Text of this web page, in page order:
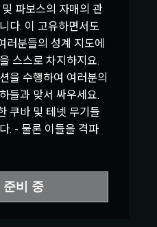
파보스의 자매의 관
다. 이 고유하면서도
러분들의 성계 지도에
스스로 차지하지요.
을 수행하여 여러분의
들과 맞서 싸우세요.
쿠바 및 테넷 무기들
. - 물론 이들을 격파
준비 중